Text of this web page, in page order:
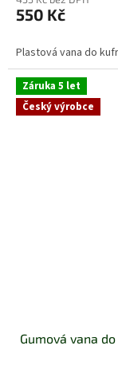
550 Kč
Plastová vana do
Záruka 5 let
Český výrobce
Gumová vana